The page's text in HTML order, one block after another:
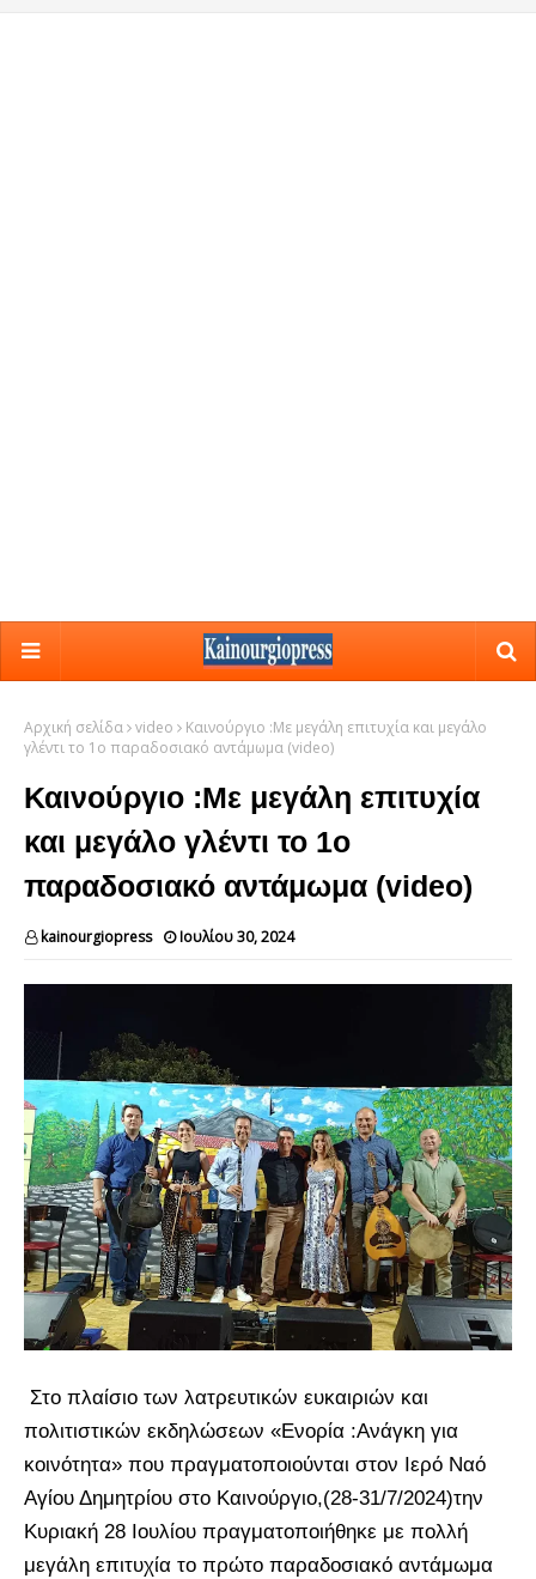
Αρχική σελίδα video
Καινούργιο :Με μεγάλη επιτυχία και μεγάλο
γλέντι το 1ο παραδοσιακό αντάμωμα (video)
Καινούργιο :Με μεγάλη επιτυχία
και μεγάλο γλέντι το 1ο
παραδοσιακό αντάμωμα (video)
kainourgiopress Ιουλίου 30, 2024
Στο πλαίσιο των λατρευτικών ευκαιριών και
πολιτιστικών εκδηλώσεων «Ενορία :Ανάγκη για
κοινότητα» που πραγματοποιούνται στον Ιερό Ναό
Αγίου Δημητρίου στο Καινούργιο,(28-31/7/2024)την
Κυριακή 28 Ιουλίου πραγματοποιήθηκε με πολλή
μεγάλη επιτυχία το πρώτο παραδοσιακό αντάμωμα